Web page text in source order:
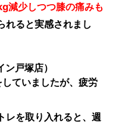
減少しつつ膝の痛みも
れると実感されまし
戸塚店）
ていましたが、疲労
レを取り入れると、週